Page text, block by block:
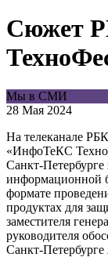
Сюжет
Мы в СМИ
28 Мая 2024
На телеканале
«ИнфоТеКС
Санкт-Петербурге
информационной
формате
продуктах для
заместителя
руководителя
Санкт-Петербурге